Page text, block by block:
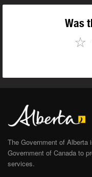
Was
☆
The Government of Alberta
Government of Canada to
services.